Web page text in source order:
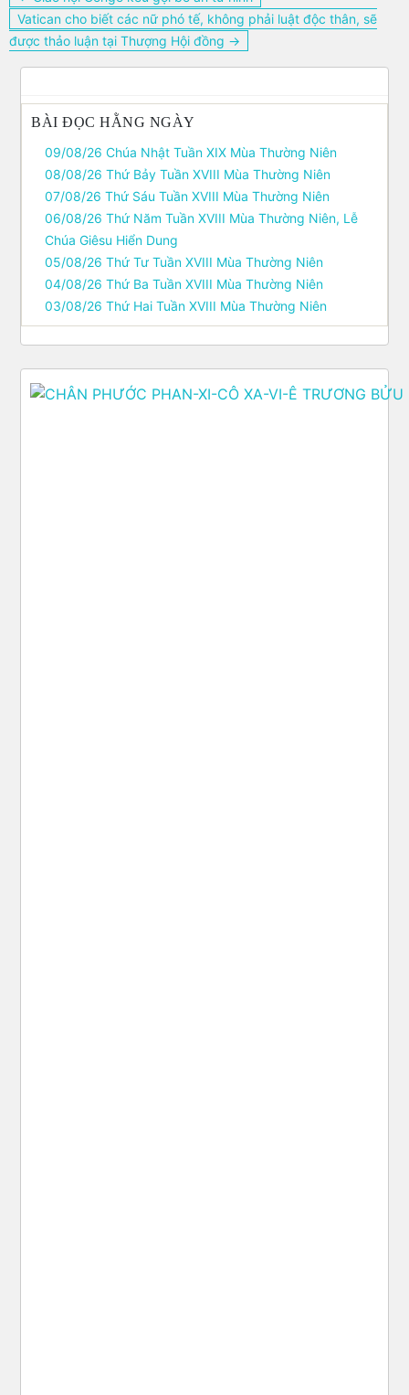
hướng
bài
viết
Vatican cho biết các nữ phó tế, không phải luật độc thân, sẽ
được thảo luận tại Thượng Hội đồng →
BÀI ĐỌC HẰNG NGÀY
09/08/26 Chúa Nhật Tuần XIX Mùa Thường Niên
08/08/26 Thứ Bảy Tuần XVIII Mùa Thường Niên
07/08/26 Thứ Sáu Tuần XVIII Mùa Thường Niên
06/08/26 Thứ Năm Tuần XVIII Mùa Thường Niên, Lễ
Chúa Giêsu Hiển Dung
05/08/26 Thứ Tư Tuần XVIII Mùa Thường Niên
04/08/26 Thứ Ba Tuần XVIII Mùa Thường Niên
03/08/26 Thứ Hai Tuần XVIII Mùa Thường Niên